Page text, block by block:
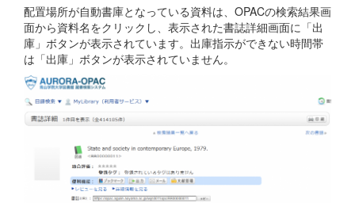
配置場所が自動書庫となっている資料は、OPACの検索結果画
面から資料名をクリックし、表示された書誌詳細画面に「出
庫」ボタンが表示されています。出庫指示ができない時間帯
は「出庫」ボタンが表示されていません。